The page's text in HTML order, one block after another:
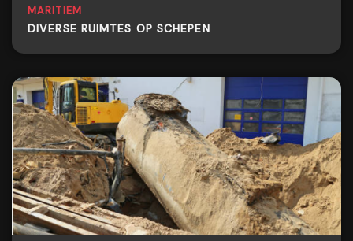
MARITIEM
DIVERSE RUIMTES OP SCHEPEN